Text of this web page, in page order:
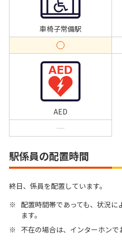
車椅子常備駅
AED
駅係員の配置時間
終日、係員を配置しています。
※ 配置時間帯であっても、状況に
ます。
※ 不在の場合は、インターホンで